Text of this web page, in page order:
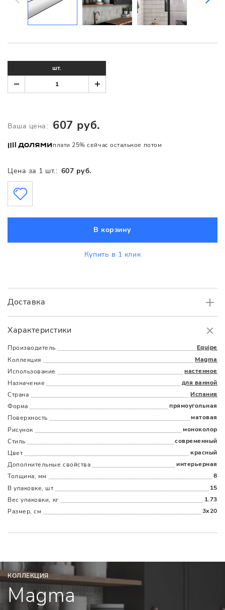
Характеристики
Производитель
Equipe
Коллекция
Magma
Использование
настенное
Назначение
для ванной
Страна
Испания
Форма
прямоугольная
Поверхность
матовая
Рисунок
моноколор
Стиль
современный
Цвет
красный
Дополнительные cвойства
интерьерная
Толщина, мм
8
В упаковке, шт
15
Вес упаковки, кг
1.73
Размер, см
3x20
Доставка
Доставка
НаличымиКартойПо счетуДолями
Цена за 1 шт.: 607 руб.
шт.
Ваша цена: 607 руб.
плати 25% сейчас остальное потом
В корзину
Купить в 1 клик
КОЛЛЕКЦИЯ
Magma